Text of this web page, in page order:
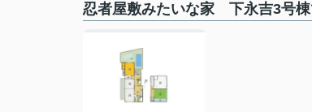
忍者屋敷みたいな家 下永吉3号